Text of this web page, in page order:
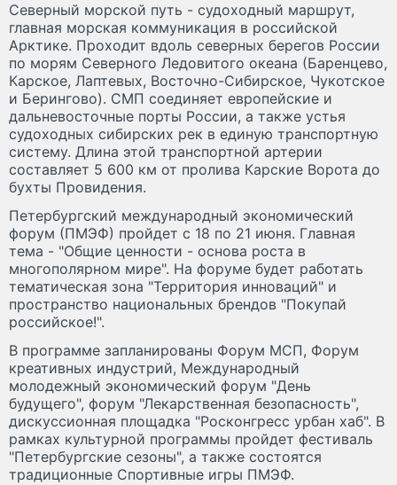
Северный морской путь - судоходный маршрут,
главная морская коммуникация в российской
Арктике. Проходит вдоль северных берегов России
по морям Северного Ледовитого океана (Баренцево,
Карское, Лаптевых, Восточно-Сибирское, Чукотское
и Берингово). СМП соединяет европейские и
дальневосточные порты России, а также устья
судоходных сибирских рек в единую транспортную
систему. Длина этой транспортной артерии
составляет 5 600 км от пролива Карские Ворота до
бухты Провидения.
Петербургский международный экономический
форум (ПМЭФ) пройдет с 18 по 21 июня. Главная
тема - "Общие ценности - основа роста в
многополярном мире". На форуме будет работать
тематическая зона "Территория инноваций" и
пространство национальных брендов "Покупай
российское!".
В программе запланированы Форум МСП, Форум
креативных индустрий, Международный
молодежный экономический форум "День
будущего", форум "Лекарственная безопасность",
дискуссионная площадка "Росконгресс урбан хаб". В
рамках культурной программы пройдет фестиваль
"Петербургские сезоны", а также состоятся
традиционные Спортивные игры ПМЭФ.